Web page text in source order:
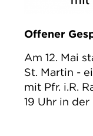
Offener
Am 12. Mai
St. Martin -
mit Pfr. i.R.
19 Uhr in